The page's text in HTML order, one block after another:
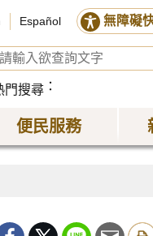
Español 無障礙
門搜尋
便民服務